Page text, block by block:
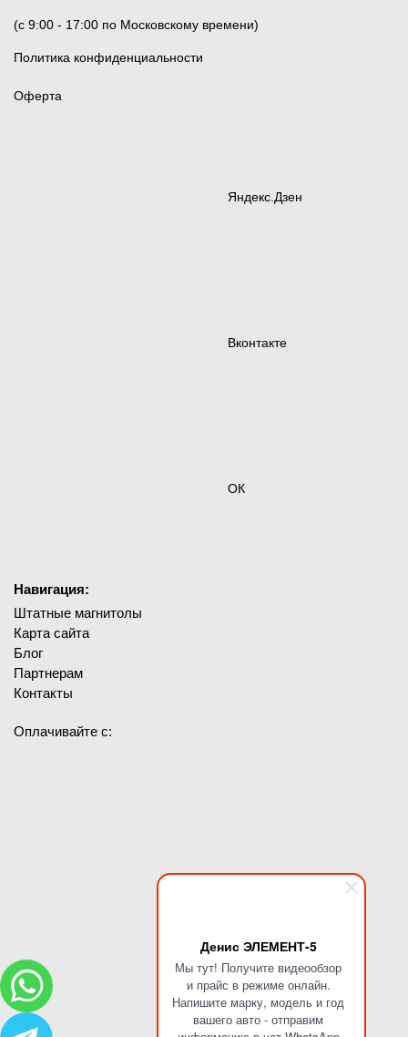
Денис ЭЛЕМЕНТ-5
Мы тут! Получите видеообзор
и прайс в режиме онлайн.
Напишите марку, модель и год
вашего авто - отправим
(c 9:00 - 17:00 по Московскому времени)
Политика конфиденциальности
Оферта
Яндекс.Дзен
Вконтакте
ОК
Навигация:
Штатные магнитолы
Карта сайта
Блог
Партнерам
Контакты
Оплачивайте с: